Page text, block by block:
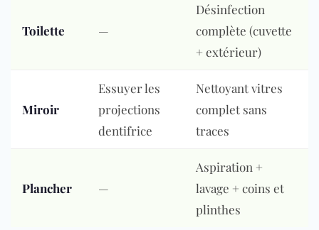
Toilette —
Désinfection
complète (cuvette
+ extérieur)
Miroir
Essuyer les
projections
dentifrice
Nettoyant vitres
complet sans
traces
Plancher —
Aspiration +
lavage + coins et
plinthes